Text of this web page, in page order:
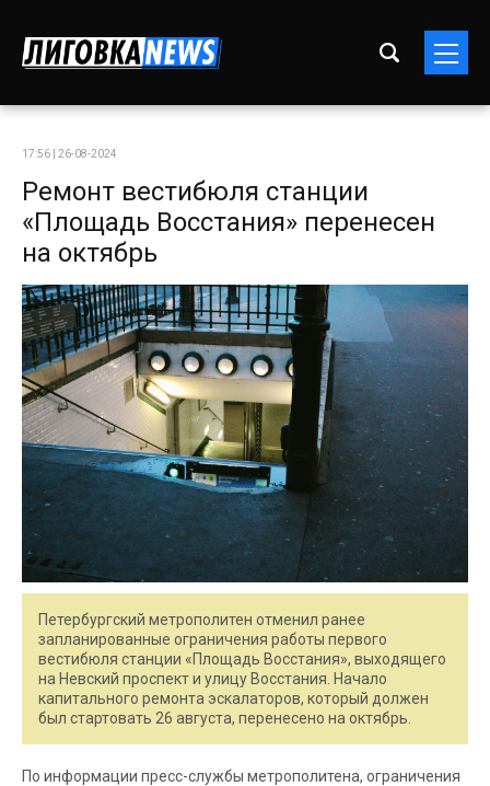
17:56 | 26-08-2024
Ремонт вестибюля станции
«Площадь Восстания» перенесен
на октябрь
Петербургский метрополитен отменил ранее
запланированные ограничения работы первого
вестибюля станции «Площадь Восстания», выходящего
на Невский проспект и улицу Восстания. Начало
капитального ремонта эскалаторов, который должен
был стартовать 26 августа, перенесено на октябрь.
По информации пресс-службы метрополитена, ограничения